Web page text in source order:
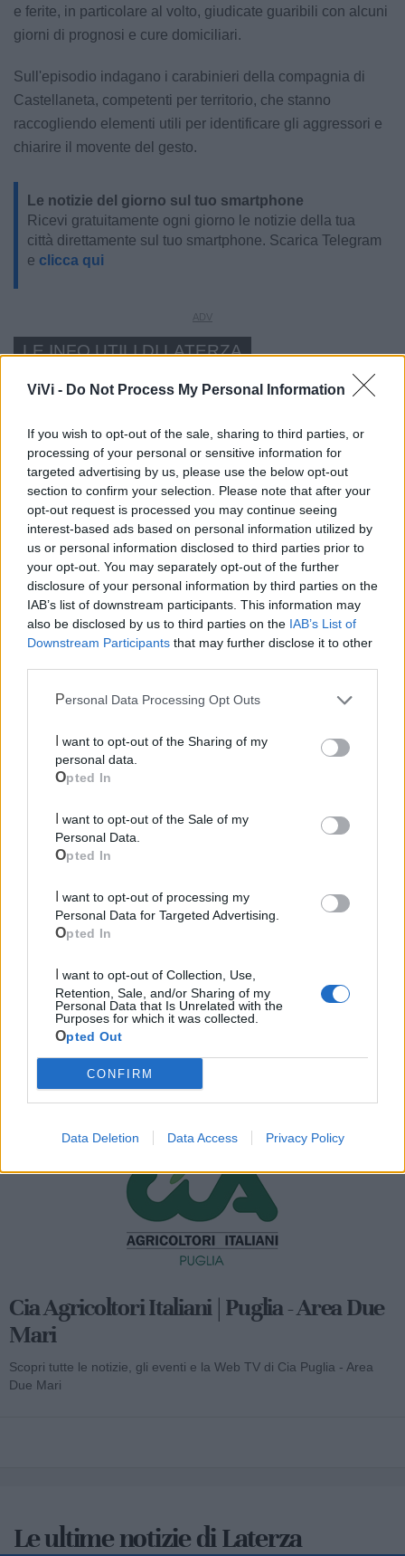
ViVi - Do Not Process My Personal Information
If you wish to opt-out of the sale, sharing to third parties, or
processing of your personal or sensitive information for
targeted advertising by us, please use the below opt-out
section to confirm your selection. Please note that after your
opt-out request is processed you may continue seeing
interest-based ads based on personal information utilized by
us or personal information disclosed to third parties prior to
your opt-out. You may separately opt-out of the further
disclosure of your personal information by third parties on the
IAB’s list of downstream participants. This information may
also be disclosed by us to third parties on the IAB’s List of
Downstream Participants that may further disclose it to other
Personal Data Processing Opt Outs
personal data.
Opted In
Personal Data.
Opted In
Personal Data for Targeted Advertising.
Opted In
Retention, Sale, and/or Sharing of my
Personal Data that Is Unrelated with the
Purposes for which it was collected.
Opted Out
CONFIRM
Data Deletion Data Access Privacy Policy
e ferite, in particolare al volto, giudicate guaribili con alcuni
giorni di prognosi e cure domiciliari.
Sull'episodio indagano i carabinieri della compagnia di
Castellaneta, competenti per territorio, che stanno
raccogliendo elementi utili per identificare gli aggressori e
chiarire il movente del gesto.
Le notizie del giorno sul tuo smartphone
Ricevi gratuitamente ogni giorno le notizie della tua
città direttamente sul tuo smartphone. Scarica Telegram
e clicca qui
Farmacia di turno
Cimitero
Ufficio Postale
Guardia Medica
Canile
Polizia Locale
Ecocentro e rifiuti
LE INFO UTILI DI LATERZA
Mondo CIA
Cia Agricoltori Italiani | Puglia - Area Due
Mari
Scopri tutte le notizie, gli eventi e la Web TV di Cia Puglia - Area
Due Mari
Le ultime notizie di Laterza